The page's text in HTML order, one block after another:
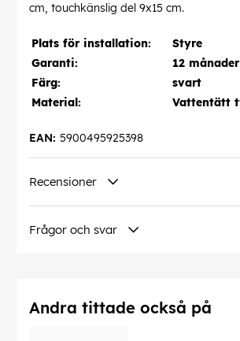
cm, touchkänslig del 9x15 cm.
Plats för installation:
Styre
Garanti:
12 månader
Färg:
svart
Material:
Vattentätt
5900495925398
EAN:
Recensioner
Frågor och svar
Andra tittade också på